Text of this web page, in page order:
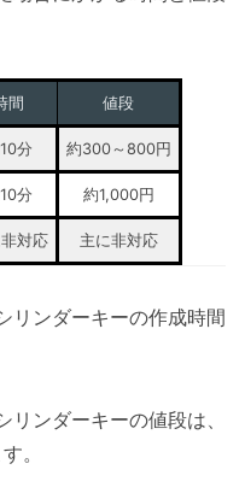
間 値段
分 約300～800円
分 約1,000円
対応 主に非対応
リンダーキーの作成時間
ンダーキーの値段は、
。